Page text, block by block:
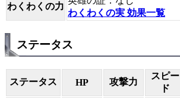
わくわくの力
わくわくの実 効果一覧
ステータス
ステータス HP 攻撃力
スピー
ド